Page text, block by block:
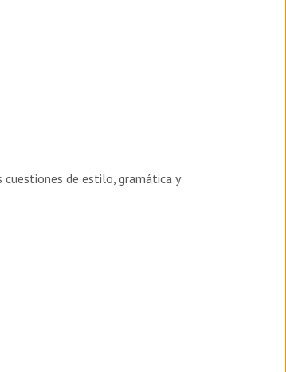
cuestiones de estilo, gramática y